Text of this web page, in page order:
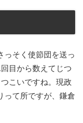
っそく使節団を送っ
目から数えてじつ
こいですね。現政
って所ですが、鎌倉